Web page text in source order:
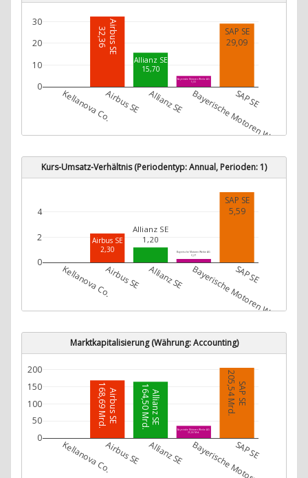
Airbus SE
32,36
Allianz SE
15,70
Bayerische Motoren Werke AG
5,03
SAP SE
29,09
Kellanova Co.Airbus SE Allianz SE Bayerische Motoren Werke AG
SAP SE
0
10
20
30
Kurs-Umsatz-Verhältnis (Periodentyp: Annual, Perioden: 1)
Airbus SE
2,30
Allianz SE
1,20
Bayerische Motoren Werke AG
0,27
SAP SE
5,59
Kellanova Co.Airbus SE Allianz SE Bayerische Motoren Werke AG
SAP SE
0
2
4
Marktkapitalisierung (Währung: Accounting)
Airbus SE
168,69 Mrd. Allianz SE
164,50 Mrd.
Bayerische Motoren Werke AG
35,66 Mrd.
SAP SE
205,54 Mrd.
Kellanova Co.Airbus SE Allianz SE SAP SE
0
50
100
150
200